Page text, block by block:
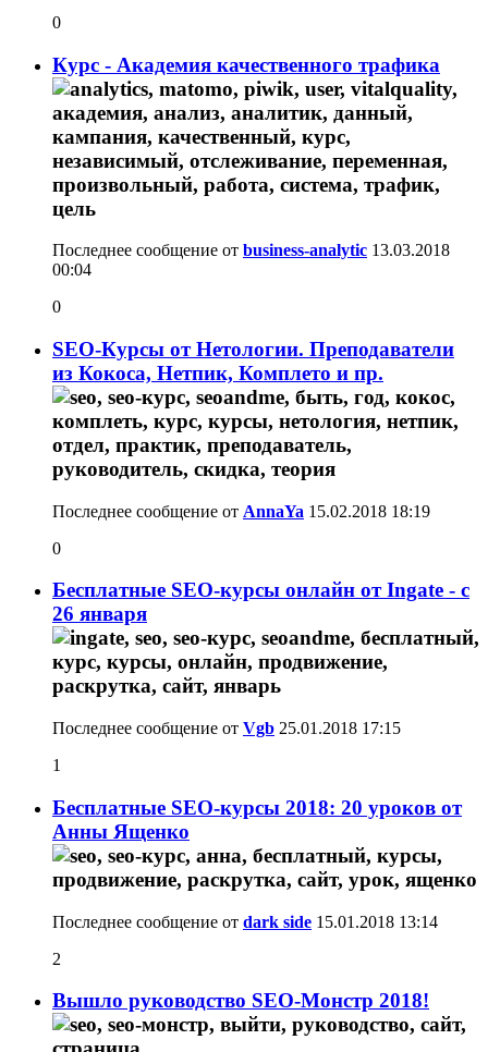
0
Курс - Академия качественного трафика
Последнее сообщение от business-analytic 13.03.2018
00:04
0
SEO-Курсы от Нетологии. Преподаватели
из Кокоса, Нетпик, Комплето и пр.
Последнее сообщение от AnnaYa 15.02.2018 18:19
0
Бесплатные SEO-курсы онлайн от Ingate - с
26 января
Последнее сообщение от Vgb 25.01.2018 17:15
1
Бесплатные SEO-курсы 2018: 20 уроков от
Анны Ященко
Последнее сообщение от dark side 15.01.2018 13:14
2
Вышло руководство SEO-Монстр 2018!